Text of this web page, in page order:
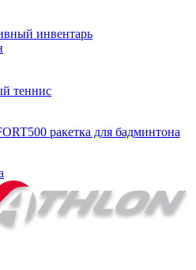
инвентарь
теннис
ракетка для бадминтона